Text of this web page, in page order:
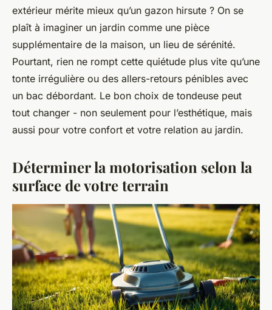
extérieur mérite mieux qu’un gazon hirsute ? On se
plaît à imaginer un jardin comme une pièce
supplémentaire de la maison, un lieu de sérénité.
Pourtant, rien ne rompt cette quiétude plus vite qu’une
tonte irrégulière ou des allers-retours pénibles avec
un bac débordant. Le bon choix de tondeuse peut
tout changer - non seulement pour l’esthétique, mais
aussi pour votre confort et votre relation au jardin.
Déterminer la motorisation selon la
surface de votre terrain